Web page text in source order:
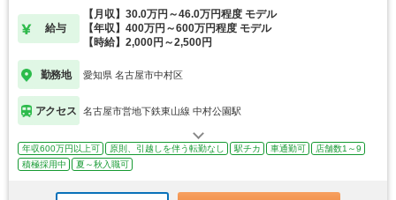
給与
【月収】30.0万円～46.0万円程度 モデル
【年収】400万円～600万円程度 モデル
【時給】2,000円～2,500円
勤務地 愛知県 名古屋市中村区
アクセス 名古屋市営地下鉄東山線 中村公園駅
年収600万円以上可 原則、引越しを伴う転勤なし 駅チカ 車通勤可
店舗数1～9
積極採用中
夏～秋入職可